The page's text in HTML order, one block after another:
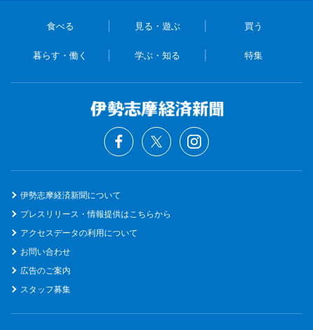
食べる 見る・遊ぶ 買う
暮らす・働く 学ぶ・知る 特集
伊勢志摩経済新聞について
プレスリリース・情報提供はこちらから
アクセスデータの利用について
お問い合わせ
広告のご案内
スタッフ募集